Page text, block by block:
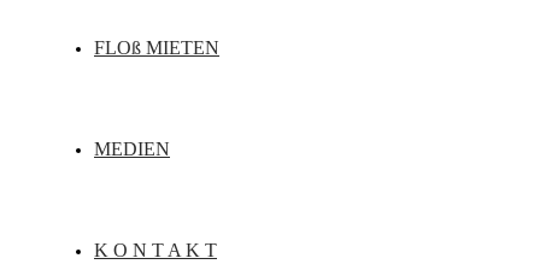
FLOß MIETEN
MEDIEN
K O N T A K T